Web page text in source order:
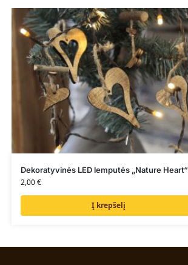
Dekoratyvinės LED lemputės „Nature Heart“
2,00€
Į krepšelį